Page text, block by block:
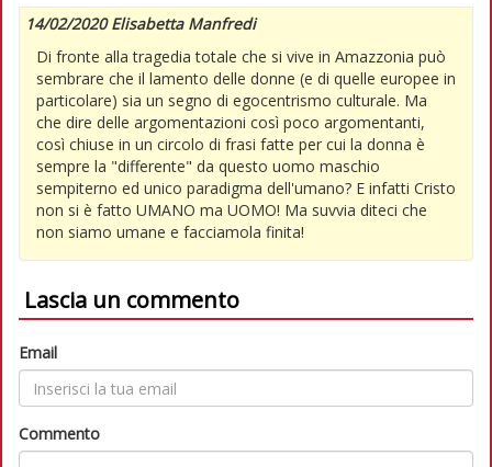
14/02/2020 Elisabetta Manfredi
Di fronte alla tragedia totale che si vive in Amazzonia può
sembrare che il lamento delle donne (e di quelle europee in
particolare) sia un segno di egocentrismo culturale. Ma
che dire delle argomentazioni così poco argomentanti,
così chiuse in un circolo di frasi fatte per cui la donna è
sempre la "differente" da questo uomo maschio
sempiterno ed unico paradigma dell'umano? E infatti Cristo
non si è fatto UMANO ma UOMO! Ma suvvia diteci che
non siamo umane e facciamola finita!
Lascia un commento
Email
Commento